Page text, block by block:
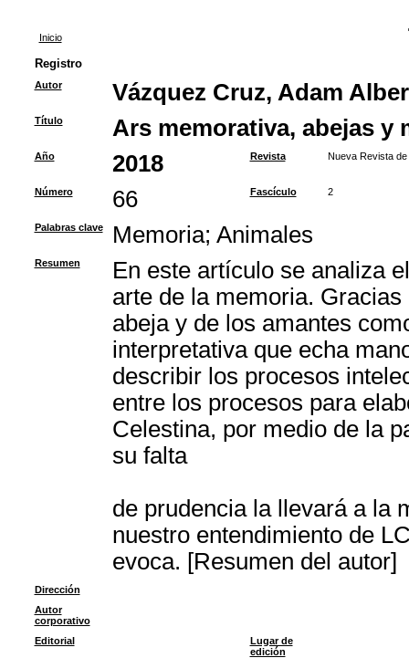
Inicio
Registro
Autor Vázquez Cruz, Adam
Título Ars memorativa, abejas y
Año 2018 Revista Nueva Revista
Número 66 Fascículo 2
Palabras clave Memoria; Animales
Resumen
En este artículo se analiza
arte de la memoria.
abeja y de los amantes
interpretativa que echa
describir los procesos
entre los procesos para
Celestina, por medio de la
su falta
de prudencia la llevará a la
nuestro entendimiento de
evoca. [Resumen del autor]
Dirección
Autor
corporativo
Editorial
Lugar de
edición